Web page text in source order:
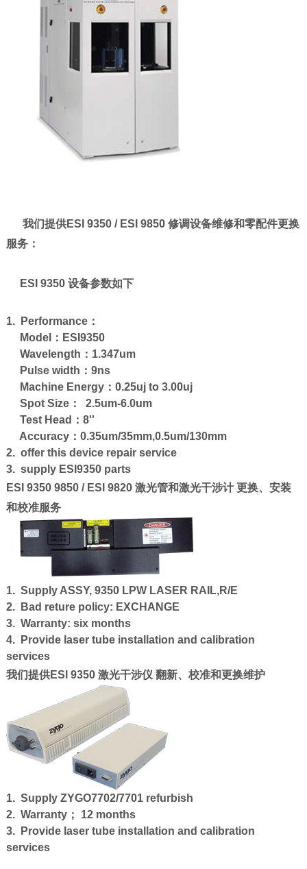
我们提供ESI 9350 / ESI 9850 修调设备维修和零配件更换
服务：
ESI 9350 设备参数如下
1. Performance：
Model：ESI9350
Wavelength：1.347um
Pulse width：9ns
Machine Energy：0.25uj to 3.00uj
Spot Size： 2.5um-6.0um
Test Head：8''
Accuracy：0.35um/35mm,0.5um/130mm
2. offer this device repair service
3. supply ESI9350 parts
ESI 9350 9850 / ESI 9820 激光管和激光干涉计 更换、安装
和校准服务
1. Supply ASSY, 9350 LPW LASER RAIL,R/E
2. Bad reture policy: EXCHANGE
3. Warranty: six months
4. Provide laser tube installation and calibration
services
我们提供ESI 9350 激光干涉仪 翻新、校准和更换维护
1. Supply ZYGO7702/7701 refurbish
2. Warranty； 12 months
3. Provide laser tube installation and calibration
services